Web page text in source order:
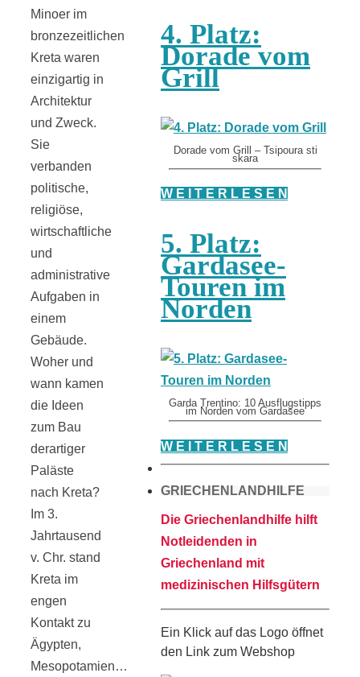
Minoer im
bronzezeitlichen
Kreta waren
einzigartig in
Architektur
und Zweck.
Sie
verbanden
politische,
religiöse,
wirtschaftliche
und
administrative
Aufgaben in
einem
Gebäude.
Woher und
wann kamen
die Ideen
zum Bau
derartiger
Paläste
nach Kreta?
Im 3.
Jahrtausend
v. Chr. stand
Kreta im
engen
Kontakt zu
Ägypten,
Mesopotamien…
4. Platz:
Dorade vom
Grill
Dorade vom Grill – Tsipoura sti
skara
W E I T E R L E S E N
5. Platz:
Gardasee-
Touren im
Norden
Garda Trentino: 10 Ausflugstipps
im Norden vom Gardasee
W E I T E R L E S E N
GRIECHENLANDHILFE
Die Griechenlandhilfe hilft
Notleidenden in
Griechenland mit
medizinischen Hilfsgütern
Ein Klick auf das Logo öffnet
den Link zum Webshop